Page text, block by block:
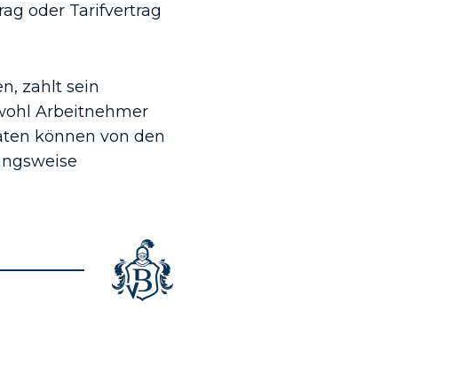
oder Tarifvertrag
zahlt sein
Arbeitnehmer
können von den